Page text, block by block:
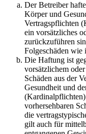
Der Betreiber
Körper und
Vertragspflichten
ein vorsätzliches
zurückzuführen
Folgeschäden wie
Die Haftung ist
vorsätzlichem
Schäden aus der
Gesundheit und
(Kardinalpflichten)
vorhersehbaren
die
gilt auch für